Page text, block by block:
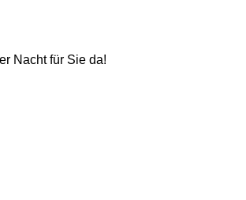
Nacht für Sie da!